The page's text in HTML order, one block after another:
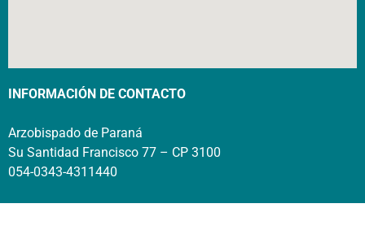
INFORMACIÓN DE CONTACTO
Arzobispado de Paraná
Su Santidad Francisco 77 – CP 3100
054-0343-4311440